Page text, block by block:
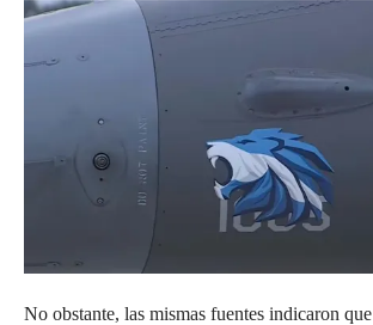
No obstante, las mismas fuentes indicaron que